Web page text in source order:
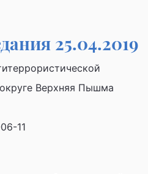
25.04.2019
Верхняя Пышма
11